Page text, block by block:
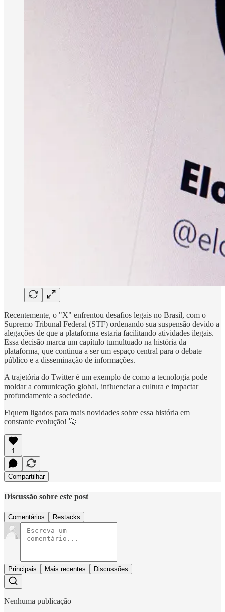
Recentemente, o "X" enfrentou desafios legais no Brasil, com o
Supremo Tribunal Federal (STF) ordenando sua suspensão devido a
alegações de que a plataforma estaria facilitando atividades ilegais.
Essa decisão marca um capítulo tumultuado na história da
plataforma, que continua a ser um espaço central para o debate
público e a disseminação de informações.
A trajetória do Twitter é um exemplo de como a tecnologia pode
moldar a comunicação global, influenciar a cultura e impactar
profundamente a sociedade.
Fiquem ligados para mais novidades sobre essa história em
constante evolução! 🚀
1
Compartilhar
Discussão sobre este post
Comentários Restacks
Principais Mais recentes Discussões
Nenhuma publicação